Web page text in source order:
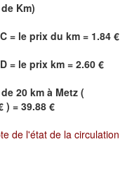
Km)
= le prix du km = 1.84 €
= le prix km = 2.60 €
20 km à Metz (
) = 39.88 €
de l'état de la circulation